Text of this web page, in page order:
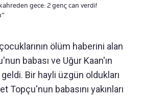
gece: 2 genç can verdi!
ölüm haberini alan
babası ve Uğur Kaan'ın
geldi. Bir hayli üzgün oldukları
Topçu'nun babasını yakınları